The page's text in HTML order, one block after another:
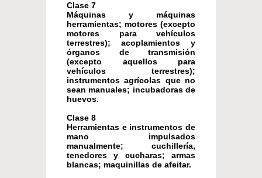
Clase 7
Máquinas y máquinas
herramientas; motores (excepto
motores para vehículos
terrestres); acoplamientos y
órganos de transmisión
(excepto aquellos para
vehículos terrestres);
instrumentos agrícolas que no
sean manuales; incubadoras de
huevos.
Clase 8
Herramientas e instrumentos de
mano impulsados
manualmente; cuchillería,
tenedores y cucharas; armas
blancas; maquinillas de afeitar.